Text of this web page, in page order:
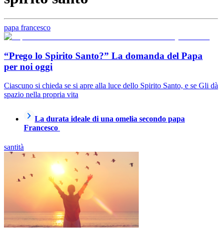
papa francesco
“Prego lo Spirito Santo?” La domanda del Papa
per noi oggi
Ciascuno si chieda se si apre alla luce dello Spirito Santo, e se Gli dà
spazio nella propria vita
La durata ideale di una omelia secondo papa
Francesco
santità